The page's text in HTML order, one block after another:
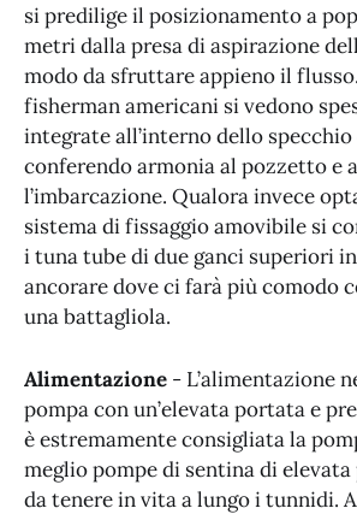
si predilige il posizionamento a
metri dalla presa di aspirazione
modo da sfruttare appieno il
fisherman americani si vedono
integrate all’interno dello
conferendo armonia al pozzetto e
l’imbarcazione. Qualora invece
sistema di fissaggio amovibile si
i tuna tube di due ganci superiori
ancorare dove ci farà più comodo
una battagliola.
Alimentazione - L’alimentazione
pompa con un’elevata portata e
è estremamente consigliata la
meglio pompe di sentina di
da tenere in vita a lungo i tunnidi.